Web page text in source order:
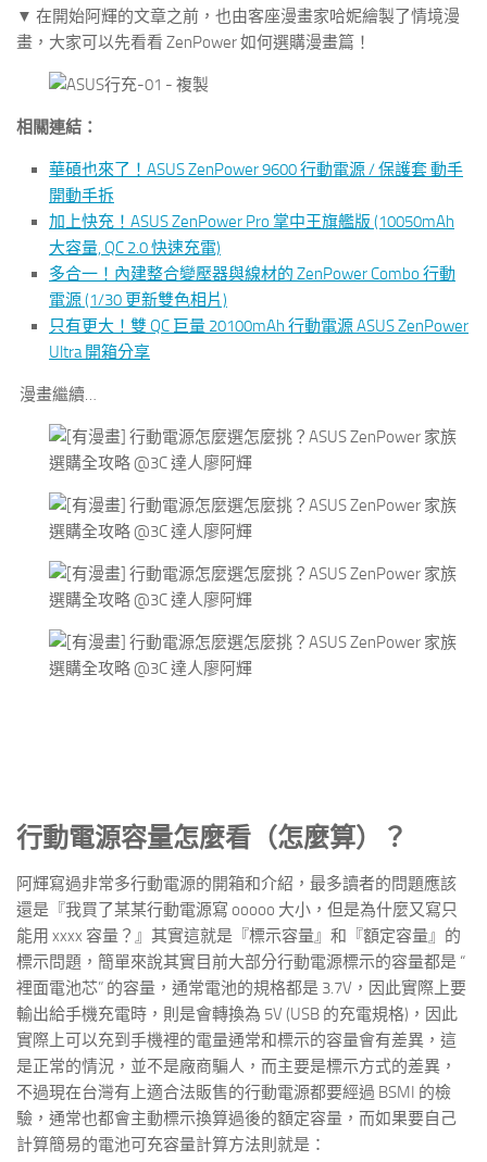
▼ 在開始阿輝的文章之前，也由客座漫畫家哈妮繪製了情境漫
畫，大家可以先看看 ZenPower 如何選購漫畫篇！
相關連結：
華碩也來了！ASUS ZenPower 9600 行動電源 / 保護套 動手
開動手拆
加上快充！ASUS ZenPower Pro 掌中王旗艦版 (10050mAh
大容量, QC 2.0 快速充電)
多合一！內建整合變壓器與線材的 ZenPower Combo 行動
電源 (1/30 更新雙色相片)
只有更大！雙 QC 巨量 20100mAh 行動電源 ASUS ZenPower
Ultra 開箱分享
漫畫繼續…
行動電源容量怎麼看（怎麼算）？
阿輝寫過非常多行動電源的開箱和介紹，最多讀者的問題應該
還是『我買了某某行動電源寫 ooooo 大小，但是為什麼又寫只
能用 xxxx 容量？』其實這就是『標示容量』和『額定容量』的
標示問題，簡單來說其實目前大部分行動電源標示的容量都是 “
裡面電池芯” 的容量，通常電池的規格都是 3.7V，因此實際上要
輸出給手機充電時，則是會轉換為 5V (USB 的充電規格)，因此
實際上可以充到手機裡的電量通常和標示的容量會有差異，這
是正常的情況，並不是廠商騙人，而主要是標示方式的差異，
不過現在台灣有上適合法販售的行動電源都要經過 BSMI 的檢
驗，通常也都會主動標示換算過後的額定容量，而如果要自己
計算簡易的電池可充容量計算方法則就是：